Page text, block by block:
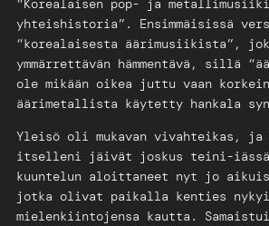
“Korealaisen pop- ja metallimusiikin
yhteishistoria”. Ensimmäisissä
“korealaisesta äärimusiikista”,
ymmärrettävän hämmentävä, sillä
ole mikään oikea juttu vaan
äärimetallista käytetty hankala
Yleisö oli mukavan vivahteikas, ja
itselleni jäivät joskus teini-
kuuntelun aloittaneet nyt jo
jotka olivat paikalla kenties
mielenkiintojensa kautta.